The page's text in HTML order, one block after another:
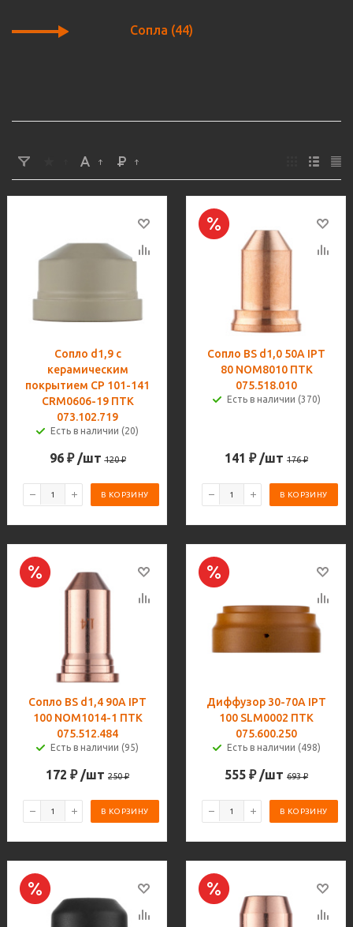
Сопла (44)
Сопло d1,9 с
керамическим
покрытием CP 101-141
CRM0606-19 ПТК
073.102.719
Есть в наличии (20)
96₽ /шт 120₽
В КОРЗИНУ
Сопло BS d1,0 50A IPT
80 NOM8010 ПТК
075.518.010
Есть в наличии (370)
141 ₽ /шт 176₽
В КОРЗИНУ
Сопло BS d1,4 90A IPT
100 NOM1014-1 ПТК
075.512.484
Есть в наличии (95)
172 ₽ /шт 250₽
В КОРЗИНУ
Диффузор 30-70A IPT
100 SLM0002 ПТК
075.600.250
Есть в наличии (498)
555 ₽ /шт 693₽
В КОРЗИНУ